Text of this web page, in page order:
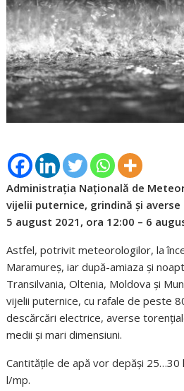
Administrația Națională de
vijelii puternice, grindină și
5 august 2021, ora 12:00 – 6
Astfel, potrivit meteorologilor, la
Maramureș, iar după-amiaza și
Transilvania, Oltenia, Moldova și
vijelii puternice, cu rafale de peste
descărcări electrice, averse
medii și mari dimensiuni.
Cantitățile de apă vor depăși
l/mp.